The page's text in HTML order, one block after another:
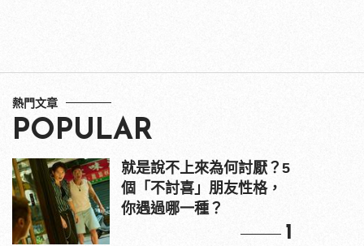
熱門文章
POPULAR
就是說不上來為何討厭？5
個「不討喜」朋友性格，
你遇過哪一種？
1